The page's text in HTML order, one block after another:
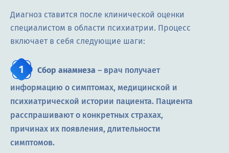
Диагноз ставится после клинической оценки
специалистом в области психиатрии. Процесс
включает в себя следующие шаги:
Сбор анамнеза – врач получает
информацию о симптомах, медицинской и
психиатрической истории пациента. Пациента
расспрашивают о конкретных страхах,
причинах их появления, длительности
симптомов.